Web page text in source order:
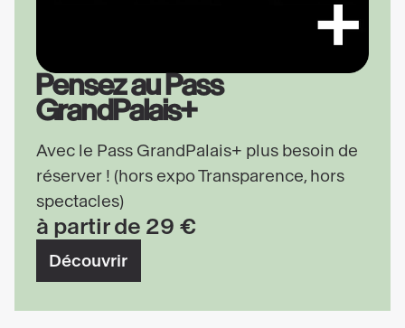
Pensez au Pass
GrandPalais+
Avec le Pass GrandPalais+ plus besoin de
réserver ! (hors expo Transparence, hors
spectacles)
à partir de 29 €
Découvrir